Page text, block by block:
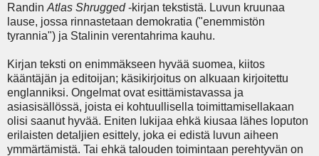
Randin Atlas Shrugged-kirjan tekstistä. Luvun kruunaa
lause, jossa rinnastetaan demokratia ("enemmistön
tyrannia") ja Stalinin verentahrima kauhu.
Kirjan teksti on enimmäkseen hyvää suomea, kiitos
kääntäjän ja editoijan; käsikirjoitus on alkuaan kirjoitettu
englanniksi. Ongelmat ovat esittämistavassa ja
asiasisällössä, joista ei kohtuullisella toimittamisellakaan
olisi saanut hyvää. Eniten lukijaa ehkä kiusaa lähes loputon
erilaisten detaljien esittely, joka ei edistä luvun aiheen
ymmärtämistä. Tai ehkä talouden toimintaan perehtyvän on